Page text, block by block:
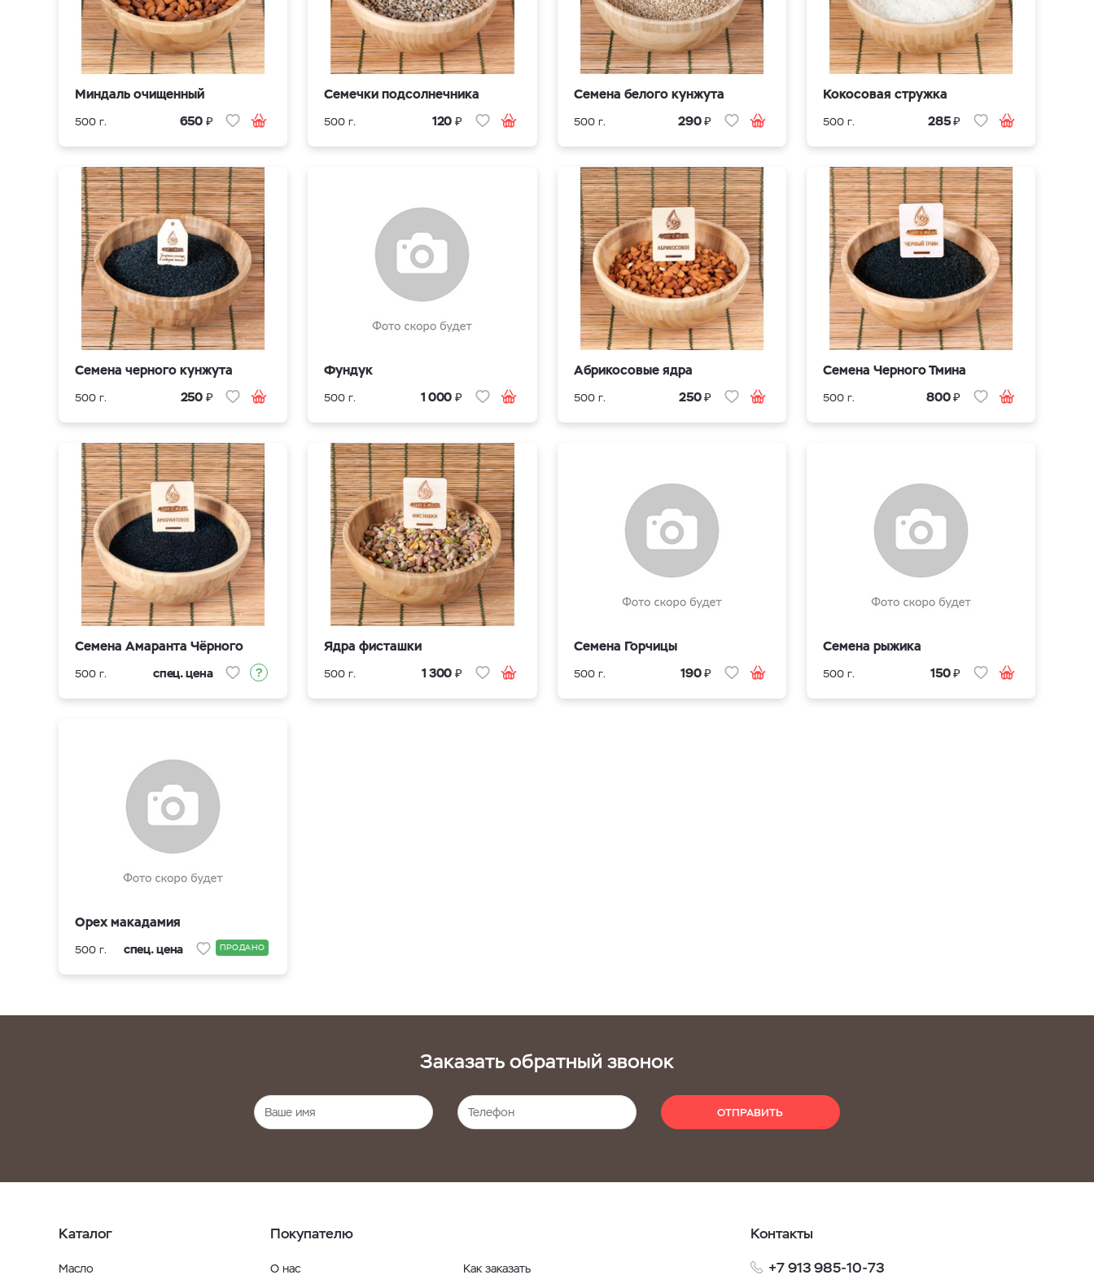
Миндаль очищенный
500 г. 650 ₽
Семечки подсолнечника
500 г. 120 ₽
Семена белого кунжута
500 г. 290₽
Кокосовая стружка
500 г. 285₽
Семена черного кунжута
500 г. 250 ₽
Фундук
500 г. 1 000 ₽
Абрикосовые ядра
500 г. 250₽
Cемена Черного Тмина
500 г. 800₽
Семена Амаранта Чёрного
500 г. спец. цена
Ядра фисташки
500 г. 1 300 ₽
Семена Горчицы
500 г. 190₽
Семена рыжика
500 г. 150₽
Орех макадамия
500 г. спец. цена ПРОДАНО
Заказать обратный звонок
ОТПРАВИТЬ
Каталог
Масло
Покупателю
О нас Как заказать
Контакты
+7 913 985-10-73